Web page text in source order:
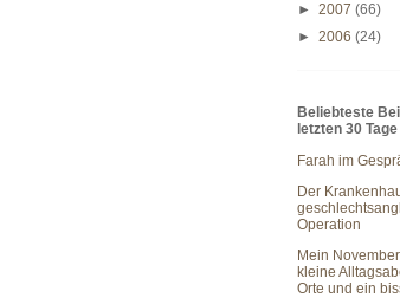
► 2007 (66)
► 2006 (24)
Beliebteste
letzten 30 Tage
Farah im
Der
Operation
Mein
kleine
Orte und ein